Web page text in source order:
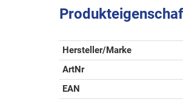
Hersteller/Marke
ArtNr
EAN